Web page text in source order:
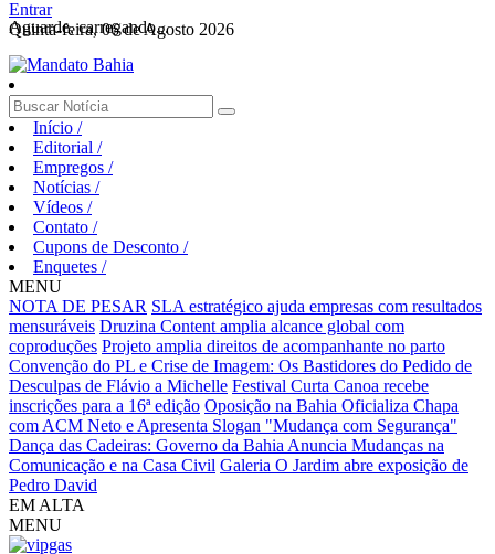
Aguarde, carregando...
Entrar
Quinta-feira, 06 de Agosto 2026
Início /
Editorial /
Empregos /
Notícias /
Vídeos /
Contato /
Cupons de Desconto /
Enquetes /
MENU
NOTA DE PESAR SLA estratégico ajuda empresas com resultados
mensuráveis Druzina Content amplia alcance global com
coproduções Projeto amplia direitos de acompanhante no parto
Convenção do PL e Crise de Imagem: Os Bastidores do Pedido de
Desculpas de Flávio a Michelle Festival Curta Canoa recebe
inscrições para a 16ª edição Oposição na Bahia Oficializa Chapa
com ACM Neto e Apresenta Slogan "Mudança com Segurança"
Dança das Cadeiras: Governo da Bahia Anuncia Mudanças na
Comunicação e na Casa Civil Galeria O Jardim abre exposição de
Pedro David
EM ALTA
MENU